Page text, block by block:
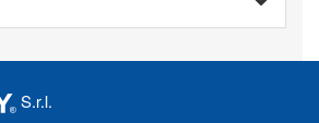
S.r.l.